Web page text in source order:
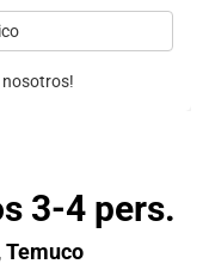
3-4 pers.
Temuco
nosotros!